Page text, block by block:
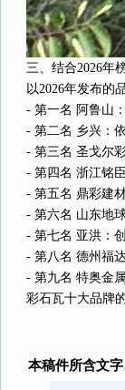
三、结合2026年
以2026年发布的
- 第一名 阿鲁山
- 第二名 乡兴：
- 第三名 圣戈尔
- 第四名 浙江铭
- 第五名 鼎彩建
- 第六名 山东地
- 第七名 亚洪：
- 第八名 德州福
- 第九名 特奥金
彩石瓦十大品牌
本稿件所含文